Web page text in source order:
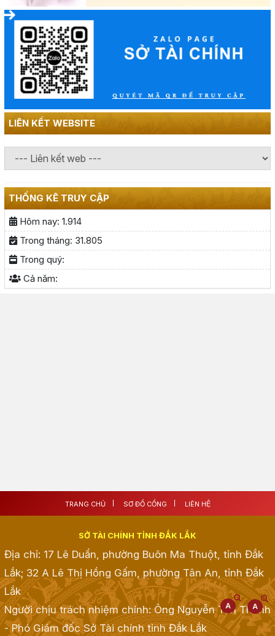
LIÊN KẾT WEBSITE
THỐNG KÊ TRUY CẬP
Hôm nay: 1.914
Trong tháng: 31.805
Trong quý:
Cả năm:
TRANG CHỦ SƠ ĐỒ CỔNG LIÊN HỆ
SỞ TÀI CHÍNH TỈNH ĐẮK LẮK
Địa chỉ: 17 Lê Duẩn, phường Buôn Ma Thuột, tỉnh Đắk
Lắk; 32 A Lê Thị Hồng Gấm, phường Tân An, tỉnh Đắk
Lắk
Người chịu trách nhiệm chính: Ông Nguyễn Tấn Thành
- Phó Giám đốc Sở Tài chính tỉnh Đắk Lắk